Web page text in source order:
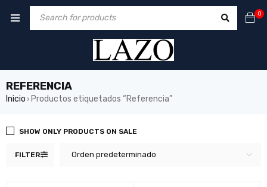
0
REFERENCIA
Inicio › Productos etiquetados “Referencia”
FILTER Orden predeterminado
SHOW ONLY PRODUCTS ON SALE